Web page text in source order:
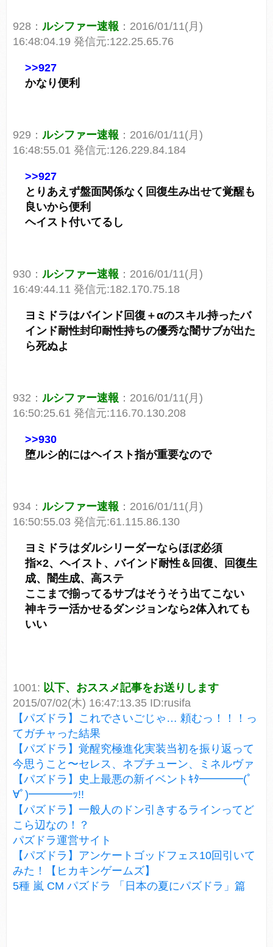
928： ルシファー速報 ：2016/01/11(月)
16:48:04.19 発信元:122.25.65.76
>>927
かなり便利
929： ルシファー速報 ：2016/01/11(月)
16:48:55.01 発信元:126.229.84.184
>>927
とりあえず盤面関係なく回復生み出せて覚醒も
良いから便利
ヘイスト付いてるし
930： ルシファー速報 ：2016/01/11(月)
16:49:44.11 発信元:182.170.75.18
ヨミドラはバインド回復＋αのスキル持ったバ
インド耐性封印耐性持ちの優秀な闇サブが出た
ら死ぬよ
932： ルシファー速報 ：2016/01/11(月)
16:50:25.61 発信元:116.70.130.208
>>930
堕ルシ的にはヘイスト指が重要なので
934： ルシファー速報 ：2016/01/11(月)
16:50:55.03 発信元:61.115.86.130
ヨミドラはダルシリーダーならほぼ必須
指×2、ヘイスト、バインド耐性＆回復、回復生
成、闇生成、高ステ
ここまで揃ってるサブはそうそう出てこない
神キラー活かせるダンジョンなら2体入れても
いい
1001: 以下、おススメ記事をお送りします
2015/07/02(木) 16:47:13.35 ID:rusifa
【パズドラ】これでさいごじゃ… 頼むっ！！！っ
てガチャった結果
【パズドラ】覚醒究極進化実装当初を振り返って
今思うこと〜セレス、ネプチューン、ミネルヴァ
【パズドラ】史上最悪の新イベントｷﾀ━━━━(ﾟ
∀ﾟ)━━━━ｯ!!
【パズドラ】一般人のドン引きするラインってど
こら辺なの！？
パズドラ運営サイト
【パズドラ】アンケートゴッドフェス10回引いて
みた！【ヒカキンゲームズ】
5種 嵐 CM パズドラ 「日本の夏にパズドラ」篇